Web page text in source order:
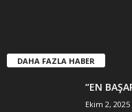
DAHA FAZLA HABER
“EN
Ekim 2, 2025